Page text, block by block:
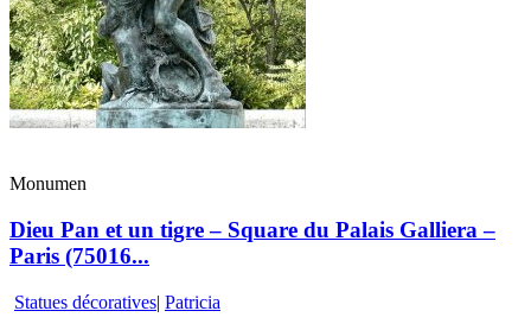
Monumen
Dieu Pan et un tigre – Square du Palais Galliera –
Paris (75016...
Statues décoratives| Patricia